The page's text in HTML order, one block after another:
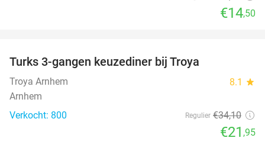
€14,50
Turks 3-gangen keuzediner bij Troya
Troya Arnhem 8.1 star
Arnhem
Verkocht: 800
Regulier €34,10
€21 ,95